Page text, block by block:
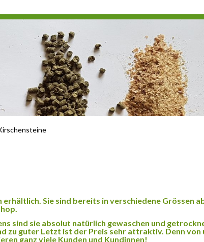
Sie sind bereits in verschiedene Grössen
sind sie absolut natürlich gewaschen und
zu guter Letzt ist der Preis sehr attraktiv. Denn
ganz viele Kunden und Kundinnen!